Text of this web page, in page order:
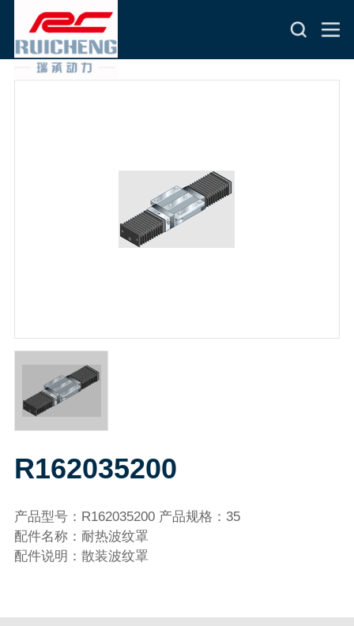
R162035200
产品型号：R162035200 产品规格：35
配件名称：耐热波纹罩
配件说明：散装波纹罩